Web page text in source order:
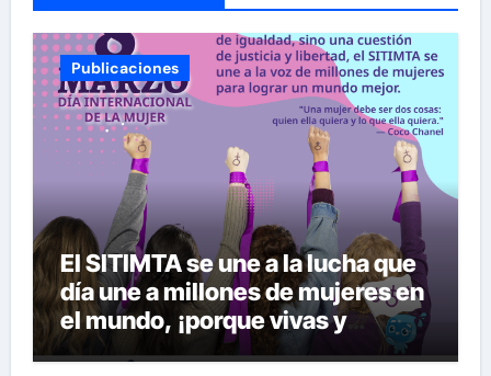
Publicaciones
El SITIMTA se une a la lucha que
día une a millones de mujeres en
el mundo, ¡porque vivas y
seguras nos queremos!